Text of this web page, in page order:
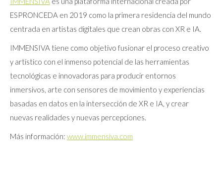
ESPRONCEDA en 2019 como la primera residencia del mundo
centrada en artistas digitales que crean obras con XR e IA.
IMMENSIVA tiene como objetivo fusionar el proceso creativo
y artístico con el inmenso potencial de las herramientas
tecnológicas e innovadoras para producir entornos
inmersivos, arte con sensores de movimiento y experiencias
basadas en datos en la intersección de XR e IA, y crear
nuevas realidades y nuevas percepciones.
Más información: www.immensiva.com